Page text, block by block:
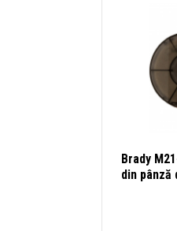
Brady
din pânză